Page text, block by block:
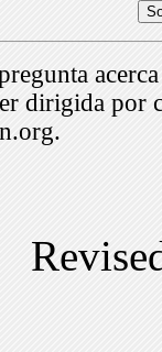
dirigida por